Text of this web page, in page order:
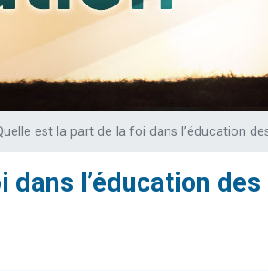
de nous rejoindre sur WhatsApp
viennent de nous rejoindre sur WhatsApp
est la part de la foi dans l’éducation
l’éducation